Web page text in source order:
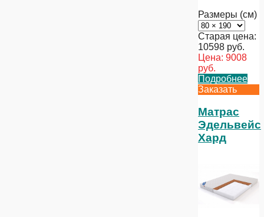
Размеры (см)
Старая цена:
10598 руб.
Цена: 9008
руб.
Подробнее
Заказать
Матрас
Эдельвейс
Хард